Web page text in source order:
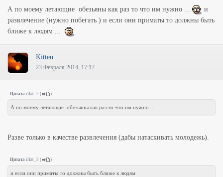
А по моему летающие обезьяны как раз то что им нужно ...
и
развлечение (нужно побегать ) и если они приматы то должны быть
ближе к людям ...
Kitten
23 Февраля 2014, 17:17
Цитата ilfat_2 ( )
А по моему летающие обезьяны как раз то что им нужно ...
Разве только в качестве развлечения (дабы натаскивать молодежь).
Цитата ilfat_2 ( )
и если они приматы то должны быть ближе к людям